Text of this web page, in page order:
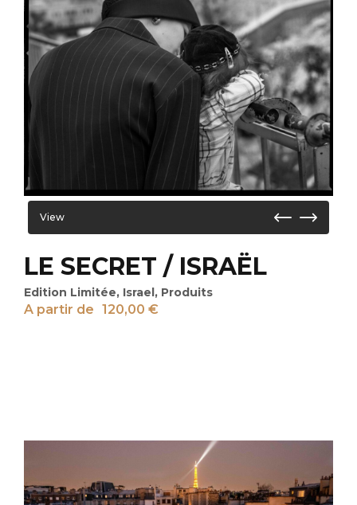
View
LE SECRET / ISRAËL
Edition Limitée, Israel , Produits
A partir de 120,00 €